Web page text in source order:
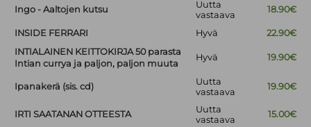
Ingo - Aaltojen kutsu
Uutta
vastaava
18.90€
INSIDE FERRARI Hyvä
22.90€
INTIALAINEN KEITTOKIRJA 50 parasta
Intian currya ja paljon, paljon muuta
Hyvä 19.90€
Ipanakerä (sis. cd)
Uutta
vastaava
19.90€
IRTI SAATANAN OTTEESTA
Uutta
vastaava
15.00€